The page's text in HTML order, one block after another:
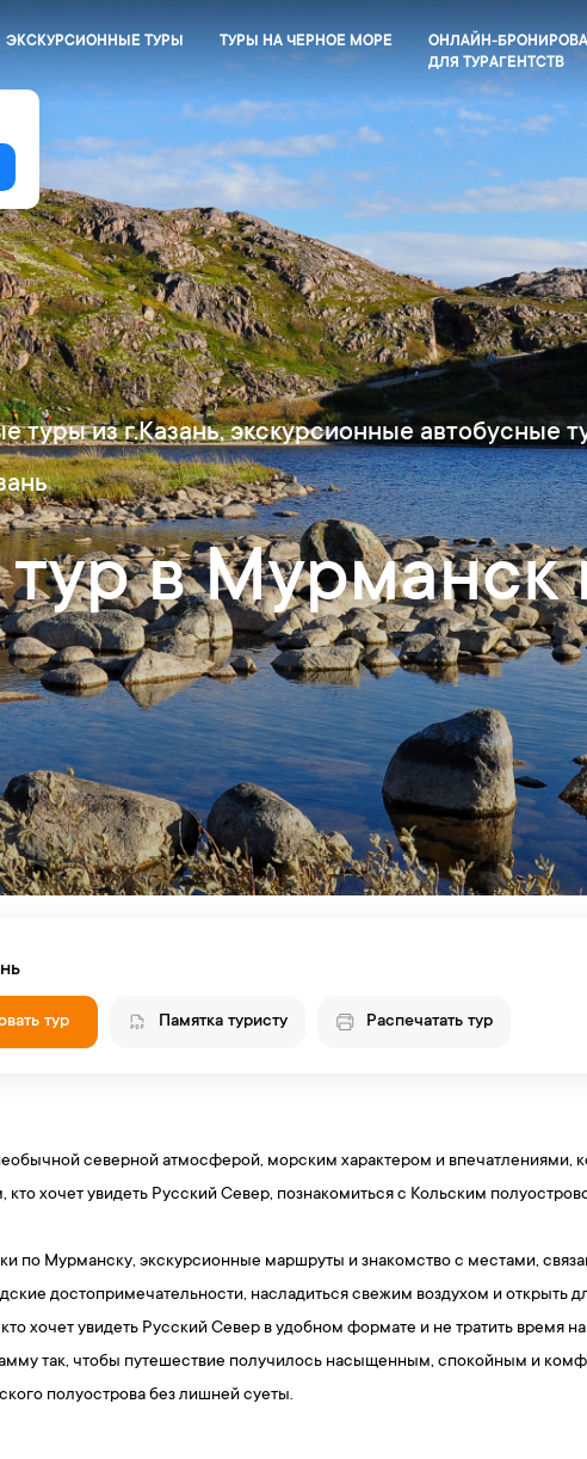
ЭКСКУРСИОННЫЕ ТУРЫ ТУРЫ НА ЧЕРНОЕ МОРЕ
ОНЛАЙН-
ДЛЯ ТУРАГЕНТСТВ
туры из г.Казань, экскурсионные автобусные
в Мурманск
тур Памятка туристу Распечатать тур
северной атмосферой, морским характером и впечатлениями,
хочет увидеть Русский Север, познакомиться с Кольским
по Мурманску, экскурсионные маршруты и знакомство с местами,
достопримечательности, насладиться свежим воздухом и открыть
хочет увидеть Русский Север в удобном формате и не тратить время
так, чтобы путешествие получилось насыщенным, спокойным и
полуострова без лишней суеты.